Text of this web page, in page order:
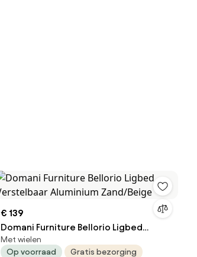
€ 139
Domani Furniture Bellorio Ligbed
Verstelbaar Aluminium Zand/Beige
Met wielen
Op voorraad
Gratis bezorging